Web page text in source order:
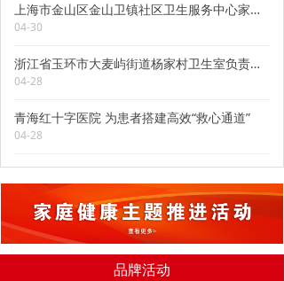
上海市金山区金山卫镇社区卫生服务中心家庭医生孔令强陪伴与倾听是一味“良药”
04-30
浙江省玉环市大麦屿街道杨家村卫生室负责人赵碧 车轮丈量医者仁心 山路见证无悔坚守
04-28
青海红十字医院 为患者搭建高效“救心通道”
04-28
品牌活动